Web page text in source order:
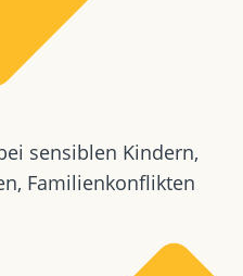
sensiblen Kindern,
Familienkonflikten